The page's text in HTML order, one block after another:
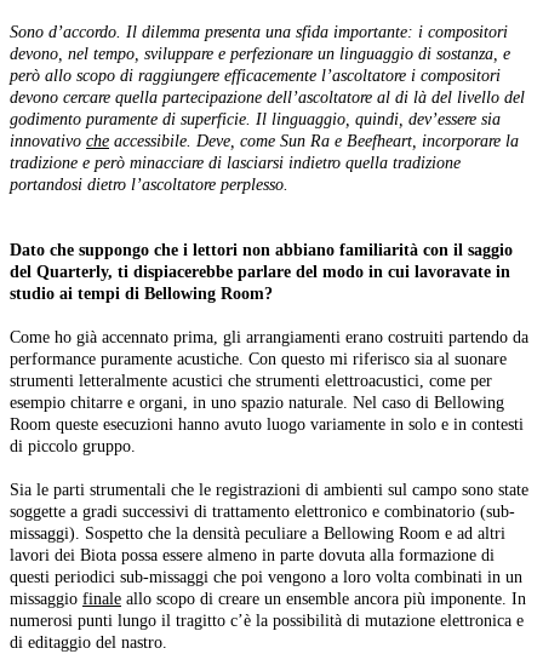
Sono d’accordo. Il dilemma presenta una sfida importante: i compositori
devono, nel tempo, sviluppare e perfezionare un linguaggio di sostanza, e
però allo scopo di raggiungere efficacemente l’ascoltatore i compositori
devono cercare quella partecipazione dell’ascoltatore al di là del livello del
godimento puramente di superficie. Il linguaggio, quindi, dev’essere sia
innovativo che accessibile. Deve, come Sun Ra e Beefheart, incorporare la
tradizione e però minacciare di lasciarsi indietro quella tradizione
portandosi dietro l’ascoltatore perplesso.
Dato che suppongo che i lettori non abbiano familiarità con il saggio
del Quarterly, ti dispiacerebbe parlare del modo in cui lavoravate in
studio ai tempi di Bellowing Room?
Come ho già accennato prima, gli arrangiamenti erano costruiti partendo da
performance puramente acustiche. Con questo mi riferisco sia al suonare
strumenti letteralmente acustici che strumenti elettroacustici, come per
esempio chitarre e organi, in uno spazio naturale. Nel caso di Bellowing
Room queste esecuzioni hanno avuto luogo variamente in solo e in contesti
di piccolo gruppo.
Sia le parti strumentali che le registrazioni di ambienti sul campo sono state
soggette a gradi successivi di trattamento elettronico e combinatorio (sub-
missaggi). Sospetto che la densità peculiare a Bellowing Room e ad altri
lavori dei Biota possa essere almeno in parte dovuta alla formazione di
questi periodici sub-missaggi che poi vengono a loro volta combinati in un
missaggio finale allo scopo di creare un ensemble ancora più imponente. In
numerosi punti lungo il tragitto c’è la possibilità di mutazione elettronica e
di editaggio del nastro.